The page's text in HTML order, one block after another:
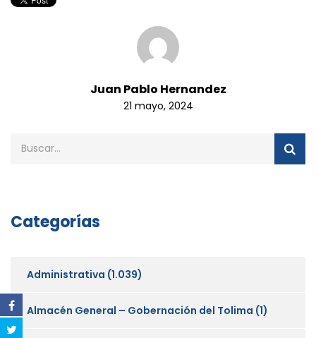
Juan Pablo Hernandez
21 mayo, 2024
Categorías
Administrativa (1.039)
Almacén General – Gobernación del Tolima (1)